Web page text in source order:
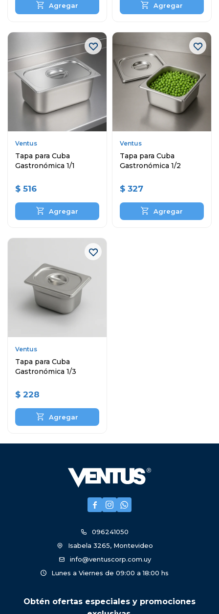
Ventus
Tapa para Cuba
Gastronómica 1/1
$ 516
Ventus
Tapa para Cuba
Gastronómica 1/2
$ 327
Ventus
Tapa para Cuba
Gastronómica 1/3
$ 228
  
096241050
Isabela 3265, Montevideo
info@ventuscorp.com.uy
Lunes a Viernes de 09:00 a 18:00 hs
Obtén ofertas especiales y promociones